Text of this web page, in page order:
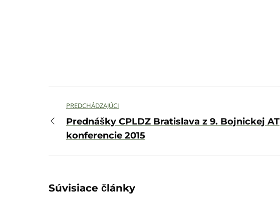
medzi
príspevkami
PREDCHÁDZAJÚCI
Predchádzajúci
príspevok:
Prednášky CPLDZ Bratislava z 9. Bojnickej AT
konferencie 2015
Súvisiace články